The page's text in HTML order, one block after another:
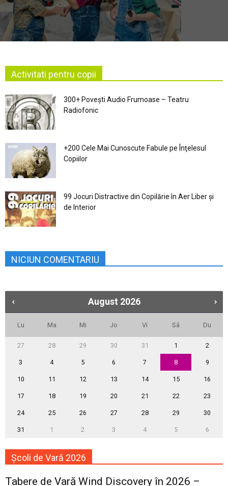
Activitati pentru copii
300+ Povești Audio Frumoase – Teatru
Radiofonic
+200 Cele Mai Cunoscute Fabule pe Înţelesul
Copiilor
99 Jocuri Distractive din Copilărie în Aer Liber şi
de Interior
NICIUN COMENTARIU
August 2026
Lu Ma Mi Jo Vi Sâ Du
27 28 29 30 31 1 2
3 4 5 6 7 8 9
10 11 12 13 14 15 16
17 18 19 20 21 22 23
24 25 26 27 28 29 30
31 1 2 3 4 5 6
Școli de Vară 2026
Tabere de Vară Wind Discovery în 2026 –